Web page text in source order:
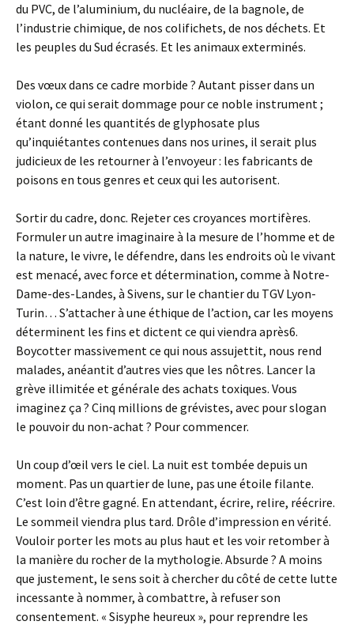
du PVC, de l’aluminium, du nucléaire, de la bagnole, de
l’industrie chimique, de nos colifichets, de nos déchets. Et
les peuples du Sud écrasés. Et les animaux exterminés.
Des vœux dans ce cadre morbide ? Autant pisser dans un
violon, ce qui serait dommage pour ce noble instrument ;
étant donné les quantités de glyphosate plus
qu’inquiétantes contenues dans nos urines, il serait plus
judicieux de les retourner à l’envoyeur : les fabricants de
poisons en tous genres et ceux qui les autorisent.
Sortir du cadre, donc. Rejeter ces croyances mortifères.
Formuler un autre imaginaire à la mesure de l’homme et de
la nature, le vivre, le défendre, dans les endroits où le vivant
est menacé, avec force et détermination, comme à Notre-
Dame-des-Landes, à Sivens, sur le chantier du TGV Lyon-
Turin… S’attacher à une éthique de l’action, car les moyens
déterminent les fins et dictent ce qui viendra après6.
Boycotter massivement ce qui nous assujettit, nous rend
malades, anéantit d’autres vies que les nôtres. Lancer la
grève illimitée et générale des achats toxiques. Vous
imaginez ça ? Cinq millions de grévistes, avec pour slogan
le pouvoir du non-achat ? Pour commencer.
Un coup d’œil vers le ciel. La nuit est tombée depuis un
moment. Pas un quartier de lune, pas une étoile filante.
C’est loin d’être gagné. En attendant, écrire, relire, réécrire.
Le sommeil viendra plus tard. Drôle d’impression en vérité.
Vouloir porter les mots au plus haut et les voir retomber à
la manière du rocher de la mythologie. Absurde ? A moins
que justement, le sens soit à chercher du côté de cette lutte
incessante à nommer, à combattre, à refuser son
consentement. « Sisyphe heureux », pour reprendre les